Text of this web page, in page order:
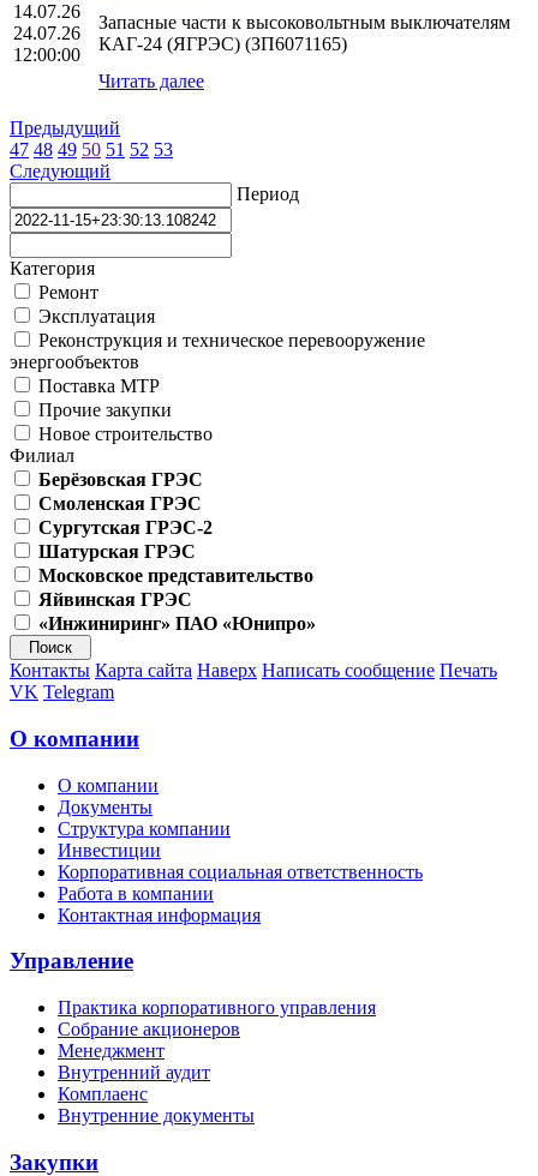
14.07.26
24.07.26
12:00:00
Запасные части к высоковольтным выключателям
КАГ-24 (ЯГРЭС) (ЗП6071165)
Читать далее
Предыдущий
47 48 49 50 51 52 53
Следующий
Период
Категория
Ремонт
Эксплуатация
Реконструкция и техническое перевооружение
энергообъектов
Поставка МТР
Прочие закупки
Новое строительство
Филиал
Берёзовская ГРЭС
Смоленская ГРЭС
Сургутская ГРЭС-2
Шатурская ГРЭС
Московское представительство
Яйвинская ГРЭС
«Инжиниринг» ПАО «Юнипро»
Контакты Карта сайта Наверх Написать сообщение Печать
VK Telegram
О компании
О компании
Документы
Структура компании
Инвестиции
Корпоративная социальная ответственность
Работа в компании
Контактная информация
Управление
Практика корпоративного управления
Собрание акционеров
Менеджмент
Внутренний аудит
Комплаенс
Внутренние документы
Закупки